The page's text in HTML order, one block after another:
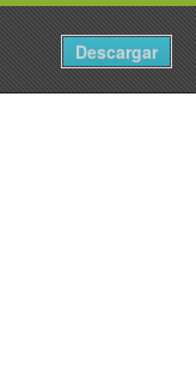
Descargar
Toggle